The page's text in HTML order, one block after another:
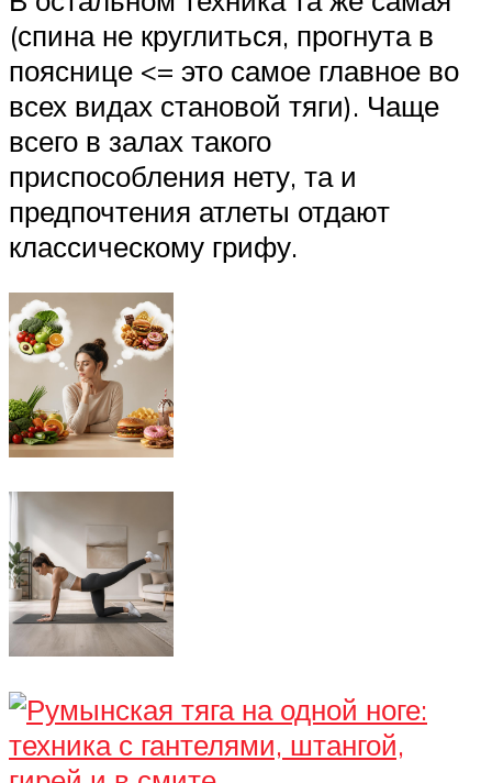
(спина не круглиться, прогнута в
пояснице <= это самое главное во
всех видах становой тяги). Чаще
всего в залах такого
приспособления нету, та и
предпочтения атлеты отдают
классическому грифу.